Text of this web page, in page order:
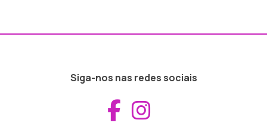
Siga-nos nas redes sociais
Aceder ao